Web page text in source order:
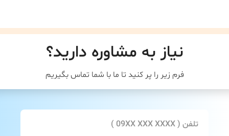
نیاز به مشاوره دارید؟
فرم زیر را پر کنید تا ما با شما تماس بگیریم